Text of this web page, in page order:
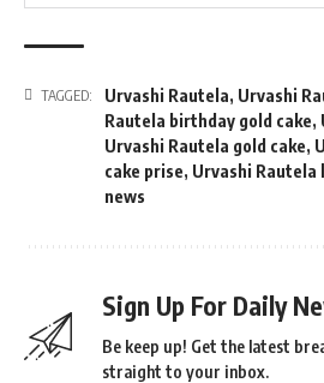
TAGGED: Urvashi Rautela, Urvashi
Rautela birthday gold cake,
Urvashi Rautela gold cake,
cake prise, Urvashi Rautela
news
Sign Up For Daily
Be keep up! Get the latest
straight to your inbox.